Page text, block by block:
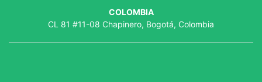
COLOMBIA
CL 81 #11-08 Chapinero, Bogotá, Colombia